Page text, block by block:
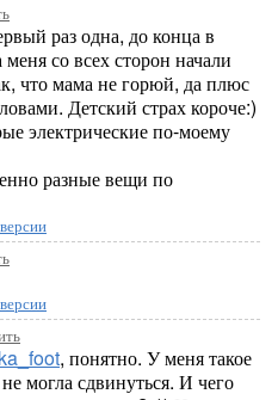
раз одна, до конца в
со всех сторон начали
что мама не горюй, да плюс
Детский страх короче:)
электрические по-моему
разные вещи по
, понятно. У меня такое
могла сдвинуться. И чего